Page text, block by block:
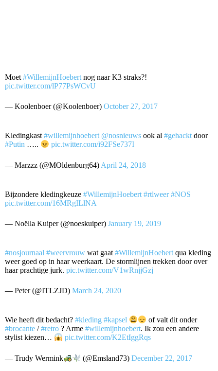
Moet#WillemijnHoebertnog naar K3 straks?!
pic.twitter.com/lP77PsWCvU
— Koolenboer (@Koolenboer) October 27, 2017
Kledingkast#willemijnhoebert @nosnieuws ook al #gehacktdoor
#Putin ….. pic.twitter.com/i92FSe737I
— Marzzz (@MOldenburg64) April 24, 2018
Bijzondere kledingkeuze #WillemijnHoebert #rtlweer #NOS
pic.twitter.com/16MRgILlNA
— Noëlla Kuiper (@noeskuiper) January 19, 2019
#nosjournaal #weervrouw wat gaat #WillemijnHoebert qua kleding
weer goed op in haar weerkaart. De stormlijnen trekken door over
haar prachtige jurk. pic.twitter.com/V1wRnjjGzj
— Peter (@ITLZJD) March 24, 2020
Wie heeft dit bedacht? #kleding #kapsel
of valt dit onder
#brocante /#retro ? Arme #willemijnhoebert. Ik zou een andere
stylist kiezen…
pic.twitter.com/K2EtIggRqs
— Trudy Wermink (@Emsland73)December 22, 2017